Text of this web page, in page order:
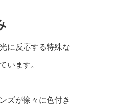
に反応する特殊な
います。
ズが徐々に色付き